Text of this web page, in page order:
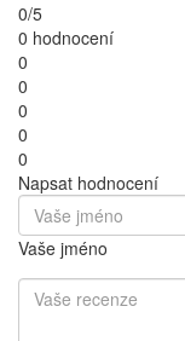
0/5
0 hodnocení
0
0
0
0
0
Napsat hodnocení
Vaše jméno